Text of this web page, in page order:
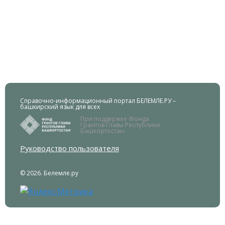
Справочно-информационный портал БЕЛЕМЛЕ.РУ –
башкирский язык для всех
При поддержке Фонда
Грантов Главы Республики
Башкортостан.
Руководство пользователя
© 2026. Белемле.ру